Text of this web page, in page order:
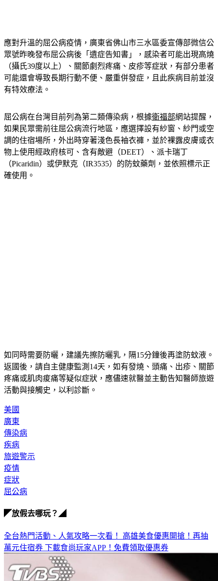
應對升溫的屈公病疫情，廣東省佛山市三水區委宣傳部微信公
眾號昨晚發布屈公病後「遺症告知書」，感染者可能出現高燒
（攝氏39度以上）、關節劇烈疼痛、皮疹等症狀，有部分患者
可能還會導致長期行動不便、嚴重併發症，且此疾病目前並沒
有特效療法。
屈公病在台灣目前列為第二類傳染病，根據衛福部網站提醒，
如果民眾需前往屈公病流行地區，應選擇設有紗窗、紗門或空
調的住宿場所，外出時穿著淺色長袖衣褲，並於裸露皮膚或衣
物上使用經政府核可、含有敵避（DEET）、派卡瑞丁
（Picaridin）或伊默克（IR3535）的防蚊藥劑，並依照標示正
確使用。
如同時需要防曬，建議先擦防曬乳，隔15分鐘後再塗防蚊液。
返國後，請自主健康監測14天，如有發燒、頭痛、出疹、關節
疼痛或肌肉痠痛等疑似症狀，應儘速就醫並主動告知醫師旅遊
活動與接觸史，以利診斷。
美國
廣東
傳染病
疾病
旅遊警示
疫情
症狀
屈公病
◤放假去哪玩？◢
全台熱門活動、人氣攻略一次看！ 高雄美食優惠開搶！再抽
萬元住宿券 下載食尚玩家APP！免費領取優惠券